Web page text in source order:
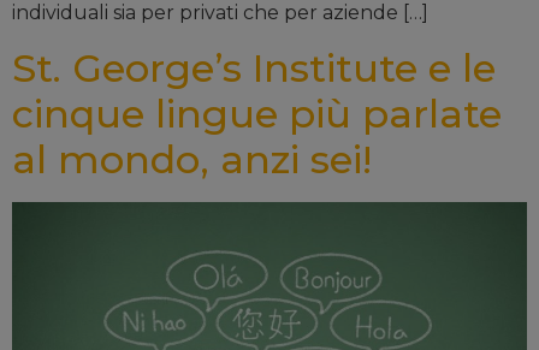
individuali sia per privati che per aziende […]
St. George’s Institute e le
cinque lingue più parlate
al mondo, anzi sei!